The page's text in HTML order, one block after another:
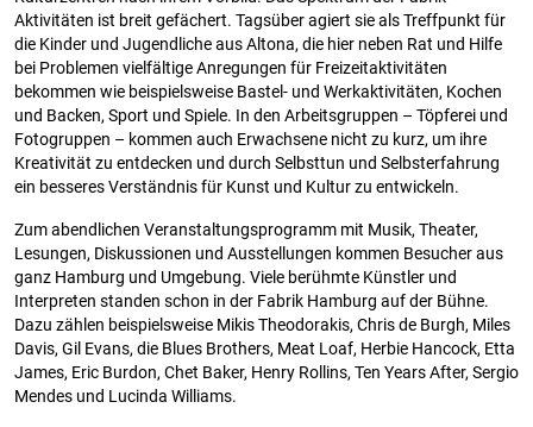
Aktivitäten ist breit gefächert. Tagsüber agiert sie als Treffpunkt für
die Kinder und Jugendliche aus Altona, die hier neben Rat und Hilfe
bei Problemen vielfältige Anregungen für Freizeitaktivitäten
bekommen wie beispielsweise Bastel- und Werkaktivitäten, Kochen
und Backen, Sport und Spiele. In den Arbeitsgruppen – Töpferei und
Fotogruppen – kommen auch Erwachsene nicht zu kurz, um ihre
Kreativität zu entdecken und durch Selbsttun und Selbsterfahrung
ein besseres Verständnis für Kunst und Kultur zu entwickeln.
Zum abendlichen Veranstaltungsprogramm mit Musik, Theater,
Lesungen, Diskussionen und Ausstellungen kommen Besucher aus
ganz Hamburg und Umgebung. Viele berühmte Künstler und
Interpreten standen schon in der Fabrik Hamburg auf der Bühne.
Dazu zählen beispielsweise Mikis Theodorakis, Chris de Burgh, Miles
Davis, Gil Evans, die Blues Brothers, Meat Loaf, Herbie Hancock, Etta
James, Eric Burdon, Chet Baker, Henry Rollins, Ten Years After, Sergio
Mendes und Lucinda Williams.